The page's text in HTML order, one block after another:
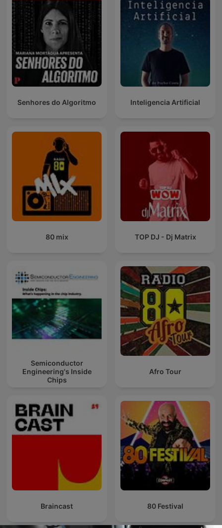
Senhores do Algoritmo Inteligencia Artificial
80 mix TOP DJ - Dj Matrix
Semiconductor
Engineering's Inside
Chips
Afro Tour
Braincast 80 Festival